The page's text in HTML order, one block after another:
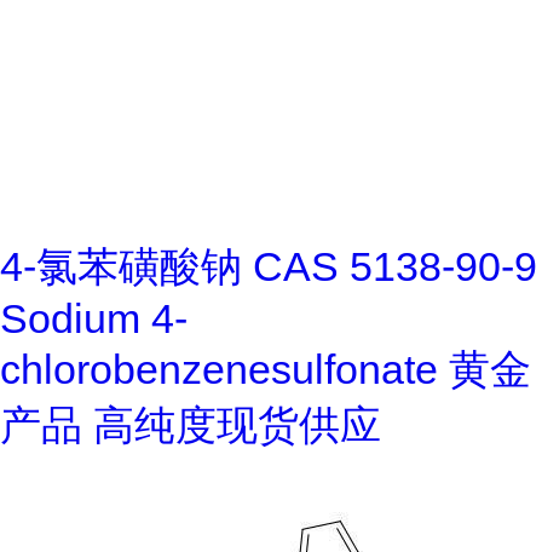
4-氯苯磺酸钠 CAS 5138-90-9
Sodium 4-
chlorobenzenesulfonate 黄金
产品 高纯度现货供应